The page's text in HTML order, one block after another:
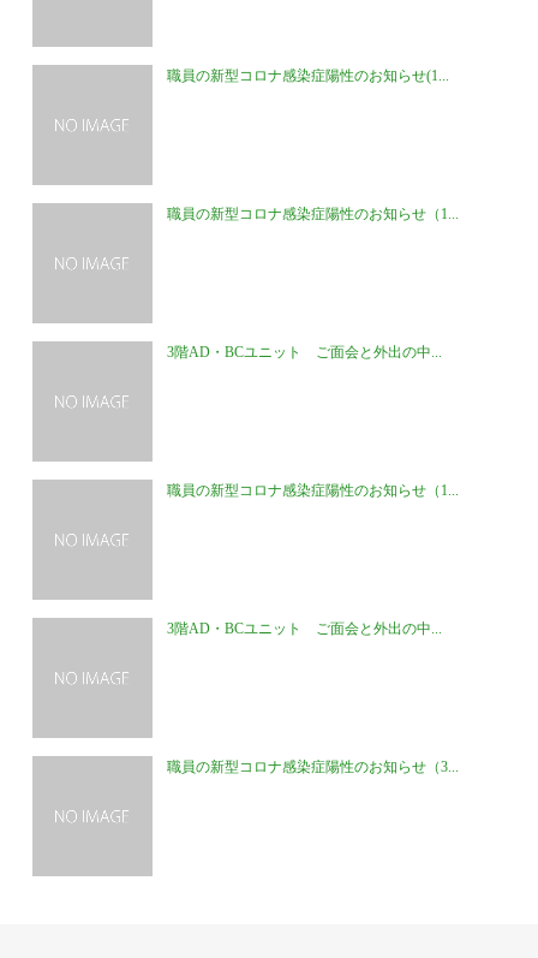
職員の新型コロナ感染症陽性のお知らせ(1...
職員の新型コロナ感染症陽性のお知らせ（1...
3階AD・BCユニット ご面会と外出の中...
職員の新型コロナ感染症陽性のお知らせ（1...
3階AD・BCユニット ご面会と外出の中...
職員の新型コロナ感染症陽性のお知らせ（3...